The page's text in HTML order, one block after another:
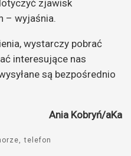
zjawisk
– wyjaśnia.
wystarczy pobrać
interesujące nas
są bezpośrednio
Ania Kobryń/aKa
telefon